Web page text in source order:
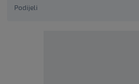
Podijeli